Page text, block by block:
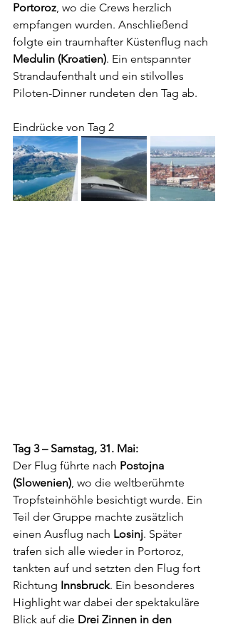
Portoroz, wo die Crews herzlich
empfangen wurden. Anschließend
folgte ein traumhafter Küstenflug nach
Medulin (Kroatien). Ein entspannter
Strandaufenthalt und ein stilvolles
Piloten-Dinner rundeten den Tag ab.
Eindrücke von Tag 2
Tag 3 – Samstag, 31. Mai:
Der Flug führte nach Postojna
(Slowenien), wo die weltberühmte
Tropfsteinhöhle besichtigt wurde. Ein
Teil der Gruppe machte zusätzlich
einen Ausflug nach Losinj. Später
trafen sich alle wieder in Portoroz,
tankten auf und setzten den Flug fort
Richtung Innsbruck. Ein besonderes
Highlight war dabei der spektakuläre
Blick auf die Drei Zinnen in den